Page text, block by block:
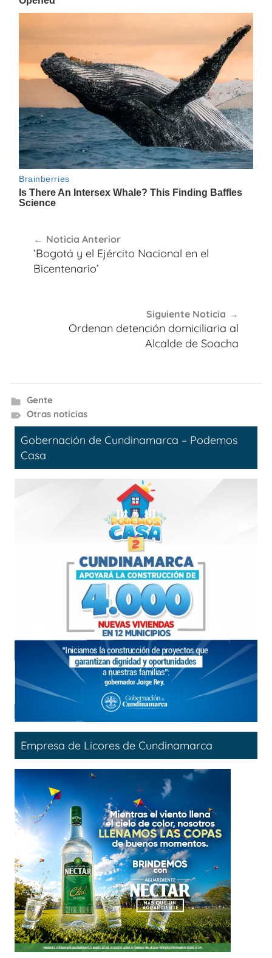
de
entradas
Noticia Anterior
‘Bogotá y el Ejército Nacional en el
Bicentenario’
Siguiente Noticia
Ordenan detención domiciliaria al
Alcalde de Soacha
Gente
Otras noticias
Gobernación de Cundinamarca – Podemos
Casa
Empresa de Licores de Cundinamarca